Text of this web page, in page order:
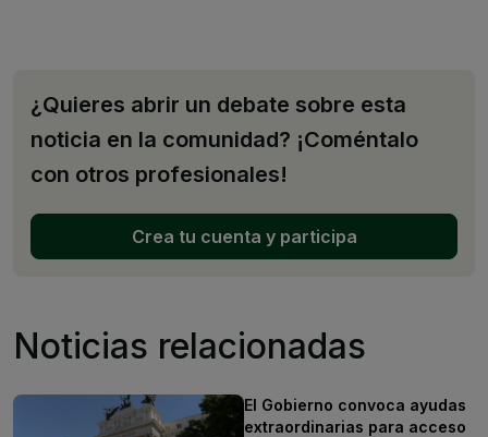
¿Quieres abrir un debate sobre esta
noticia en la comunidad? ¡Coméntalo
con otros profesionales!
Crea tu cuenta y participa
Noticias relacionadas
El Gobierno convoca ayudas
extraordinarias para acceso